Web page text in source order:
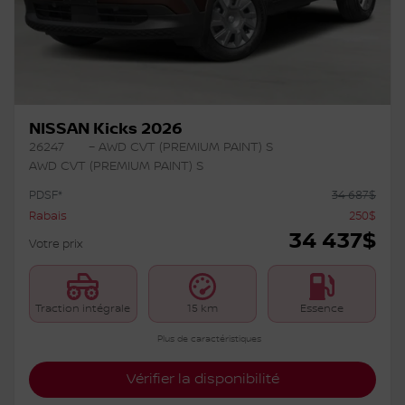
NISSAN Kicks 2026
26247
– AWD CVT (PREMIUM PAINT) S
AWD CVT (PREMIUM PAINT) S
PDSF*
34 687$
Rabais
250$
Votre prix
34 437$
Traction intégrale 15 km Essence
Plus de caractéristiques
Vérifier la disponibilité